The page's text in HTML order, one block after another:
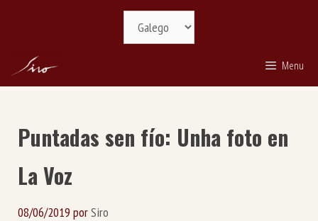
Menu
Puntadas sen fío: Unha foto en
La Voz
08/06/2019 porSiro